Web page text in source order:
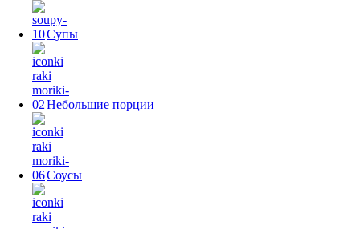
Супы
Небольшие порции
Соусы